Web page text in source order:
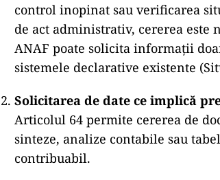
control inopinat sau verificarea
de act administrativ, cererea este
ANAF poate solicita informații
sistemele declarative existente
Solicitarea de date ce implică
Articolul 64 permite cererea de
sinteze, analize contabile sau
contribuabil.